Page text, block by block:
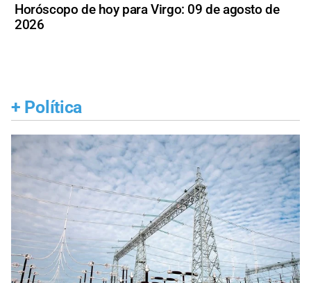
Horóscopo de hoy para Virgo: 09 de agosto de
2026
+ Política